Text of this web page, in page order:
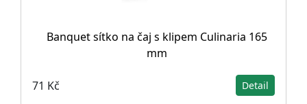
Banquet sítko na čaj s klipem Culinaria 165
mm
71 Kč Detail